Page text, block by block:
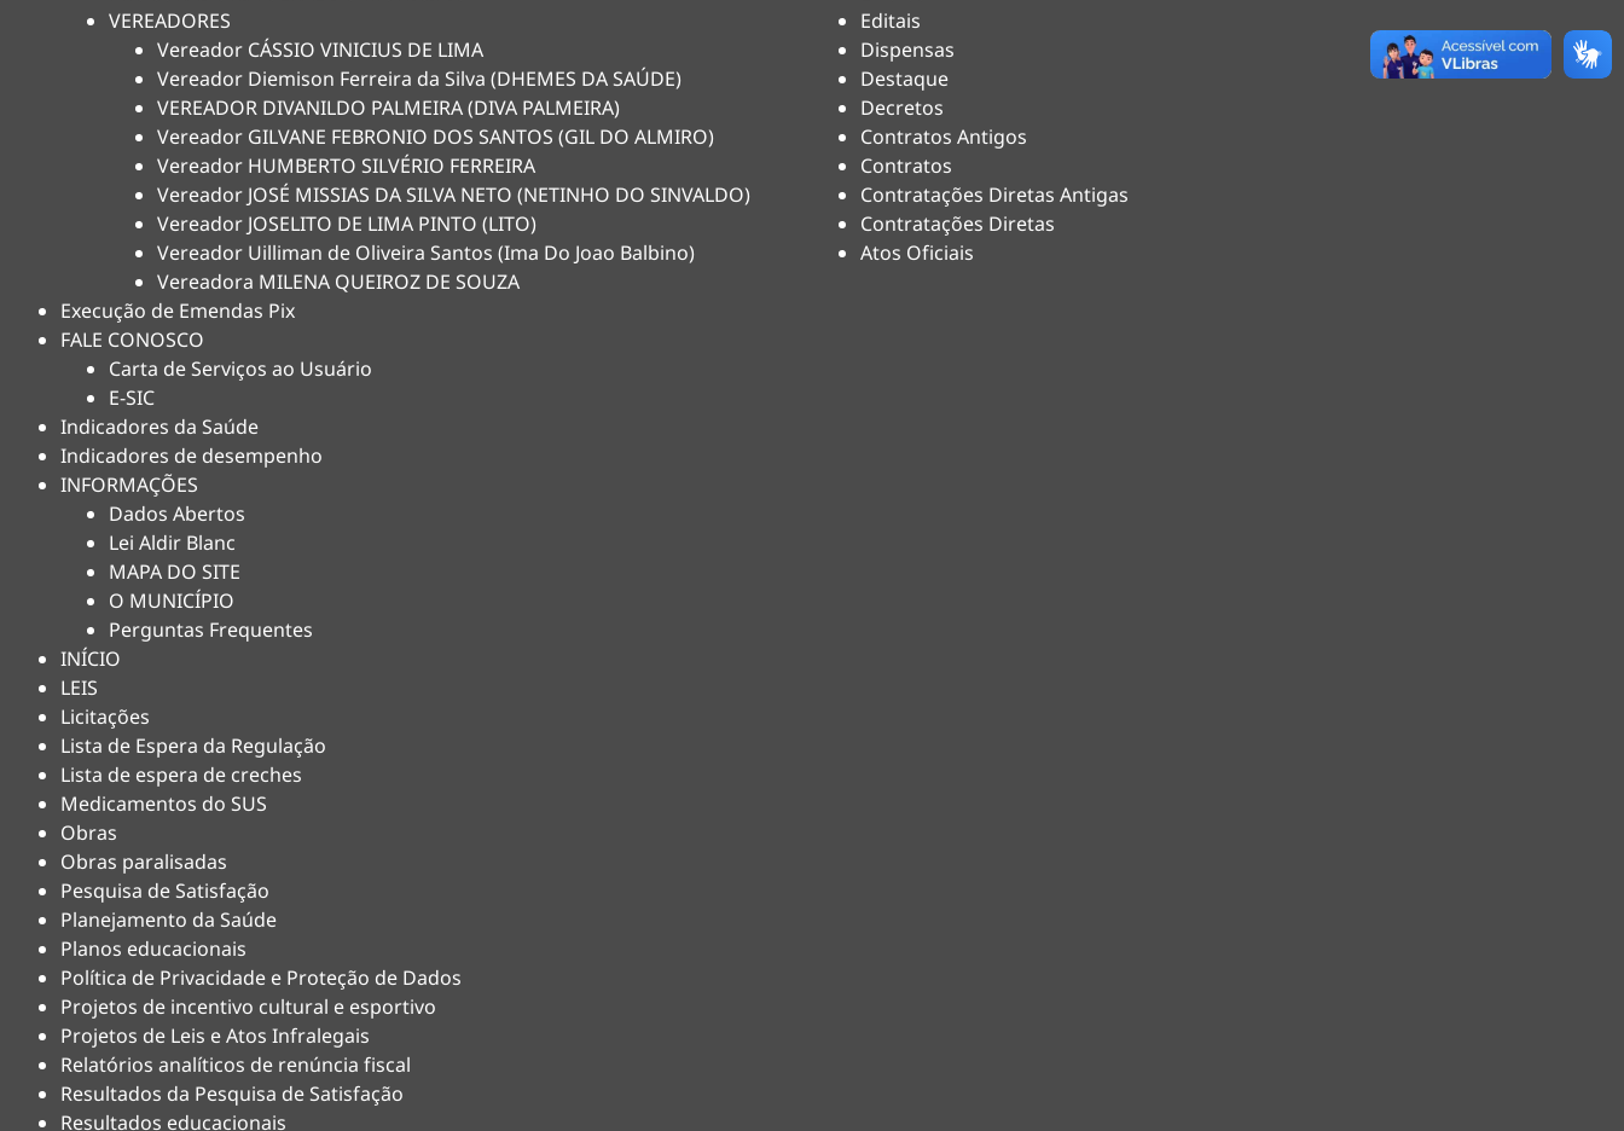
VEREADORES
Vereador CÁSSIO VINICIUS DE LIMA
Vereador Diemison Ferreira da Silva (DHEMES DA SAÚDE)
VEREADOR DIVANILDO PALMEIRA (DIVA PALMEIRA)
Vereador GILVANE FEBRONIO DOS SANTOS (GIL DO ALMIRO)
Vereador HUMBERTO SILVÉRIO FERREIRA
Vereador JOSÉ MISSIAS DA SILVA NETO (NETINHO DO SINVALDO)
Vereador JOSELITO DE LIMA PINTO (LITO)
Vereador Uilliman de Oliveira Santos (Ima Do Joao Balbino)
Vereadora MILENA QUEIROZ DE SOUZA
Execução de Emendas Pix
FALE CONOSCO
Carta de Serviços ao Usuário
E-SIC
Indicadores da Saúde
Indicadores de desempenho
INFORMAÇÕES
Dados Abertos
Lei Aldir Blanc
MAPA DO SITE
O MUNICÍPIO
Perguntas Frequentes
INÍCIO
LEIS
Licitações
Lista de Espera da Regulação
Lista de espera de creches
Medicamentos do SUS
Obras
Obras paralisadas
Pesquisa de Satisfação
Planejamento da Saúde
Planos educacionais
Política de Privacidade e Proteção de Dados
Projetos de incentivo cultural e esportivo
Projetos de Leis e Atos Infralegais
Relatórios analíticos de renúncia fiscal
Resultados da Pesquisa de Satisfação
Resultados educacionais
Editais
Dispensas
Destaque
Decretos
Contratos Antigos
Contratos
Contratações Diretas Antigas
Contratações Diretas
Atos Oficiais